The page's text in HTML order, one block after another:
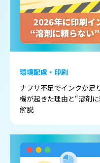
環境配慮・印刷
ナフサ不足でインクが足
機が起きた理由と“溶剤
解説